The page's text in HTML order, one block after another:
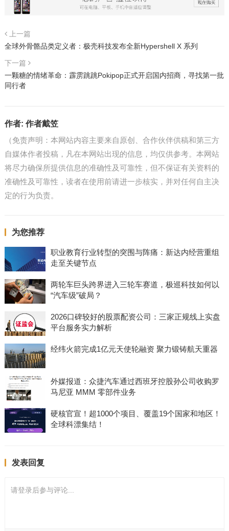
上一篇
全球外骨骼品类定义者：极壳科技发布全新Hypershell X 系列
下一篇
一颗糖的情绪革命：霹雳跳跳Pokipop正式开启国内招商，寻找第一批
同行者
作者: 作者戴笠
（免责声明：本网站内容主要来自原创、合作伙伴供稿和第三方
自媒体作者投稿，凡在本网站出现的信息，均仅供参考。本网站
将尽力确保所提供信息的准确性及可靠性，但不保证有关资料的
准确性及可靠性，读者在使用前请进一步核实，并对任何自主决
定的行为负责。
为您推荐
职业教育行业转型的突围与阵痛：新达内经营重组
走至关键节点
两轮车巨头跨界进入三轮车赛道，极巡科技如何以
“汽车级”破局？
2026口碑较好的股票配资公司：三家正规线上实盘
平台服务实力解析
经纬火箭完成1亿元天使轮融资 聚力锻铸航天重器
外媒报道：众捷汽车通过西班牙控股孙公司收购罗
马尼亚 MMM 零部件业务
硬核官宣！超1000个项目、覆盖19个国家和地区！
全球科漂集结！
发表回复
请登录后参与评论...